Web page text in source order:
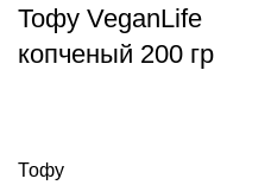
Тофу VeganLife
копченый 200 гр
Тофу